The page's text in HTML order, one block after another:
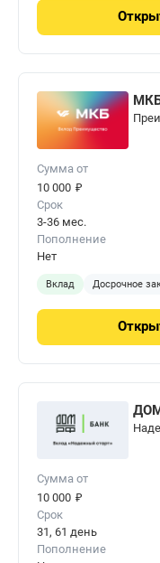
Сумма от
10 000 ₽
Срок
3-36 мес.
Пополнение
Нет
Вклад Досрочное
Сумма от
10 000 ₽
Срок
31, 61 день
Пополнение